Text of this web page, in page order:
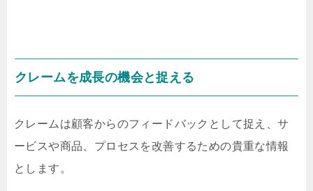
クレームを成長の機会と捉える
クレームは顧客からのフィードバックとして捉え、サ
ービスや商品、プロセスを改善するための貴重な情報
とします。